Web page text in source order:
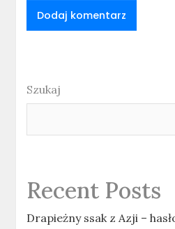
Szukaj
Recent Posts
Drapieżny ssak z Azji –